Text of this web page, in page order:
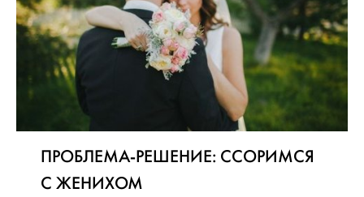
ПРОБЛЕМА-РЕШЕНИЕ: ССОРИМСЯ
С ЖЕНИХОМ